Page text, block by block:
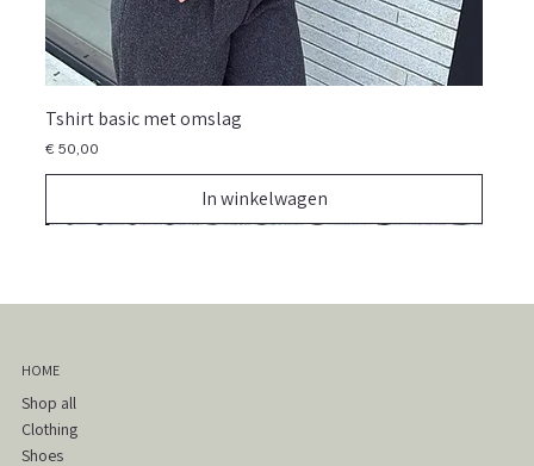
Tshirt basic met omslag
Prijs
€ 50,00
In winkelwagen
HOME
Shop all
Clothing
Shoes